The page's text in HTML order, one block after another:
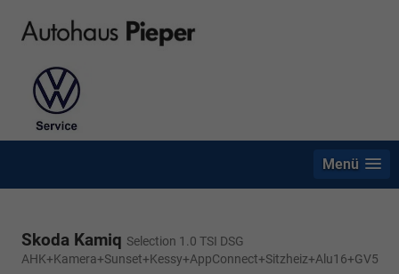
Menü
Skoda Kamiq Selection 1.0 TSI DSG
AHK+Kamera+Sunset+Kessy+AppConnect+Sitzheiz+Alu16+GV5